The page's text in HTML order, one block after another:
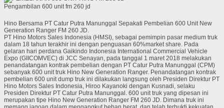
Pengambilan 600 unit fm 260 jd
Hino Bersama PT Catur Putra Manunggal Sepakati Pembelian 600 Unit New
Generation Ranger FM 260 JD.
PT Hino Motors Sales Indonesia (HMSI), sebagai pemimpin pasar medium truk
dalam 18 tahun terakhir ini dengan penguasan 60%market share. Pada
gelaran hari perdana Gaikindo Indonesia International Commercial Vehicle
Expo (GIICOMVEC) di JCC Senayan, pada tanggal 1 maret 2018 melakukan
penandatangan kontrak pembelian dengan PT Catur Putra Manunggal (CPM)
sebanyak 600 unit truk Hino New Generation Ranger. Penandatangan kontrak
pembelian 600 unit dump truk ini dilakukan langsung oleh Presiden Direktur PT
Hino Motors Sales Indonesia, Hiroo Kayanoki dengan Kusnadi, selaku
Presiden Direktur PT Catur Putra Manunggal. 600 unit truk yang dipesan ini
merupakan tipe Hino New Generation Ranger FM 260 JD. Dimana truk ini